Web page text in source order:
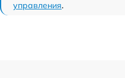
управления.